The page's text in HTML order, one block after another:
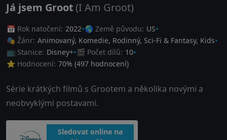
Já jsem Groot (I Am Groot)
📅 Rok natočení: 2022 🌎 Země původu: US
🎭 Žánr: Animovaný, Komedie, Rodinný, Sci-Fi & Fantasy, Kids
📺 Stanice: Disney+ 🎬 Počet dílů: 10
⭐ Hodnocení: 70% (497 hodnocení)
Série krátkých filmů s Grootem a několika novými a
neobvyklými postavami.
Sledovat online na